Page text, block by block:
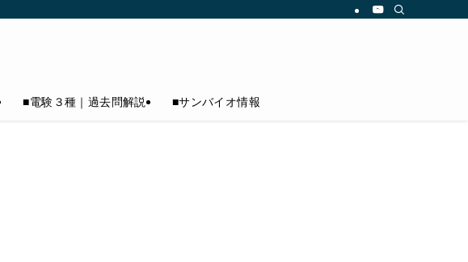
■電験３種｜過去問解説 ■サンバイオ情報